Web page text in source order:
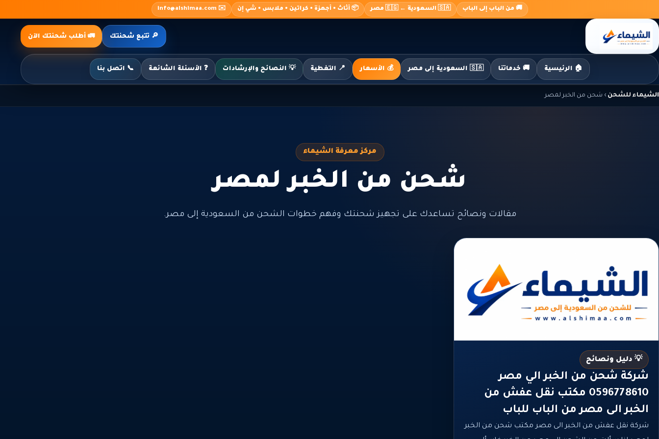
المحتوى
🚚 من الباب إلى الباب 🇸🇦 السعودية ← 🇪🇬 مصر 📦 أثاث • أجهزة • كراتين • ملابس • شي إن ✉️ info@alshimaa.com
🏠 الرئيسية 🚚 خدماتنا 🇸🇦 السعودية إلى مصر 💰 الأسعار 📍 التغطية 💡 النصائح والإرشادات ❓ الأسئلة الشائعة 📞 اتصل بنا
🔎 تتبع شحنتك 🚛 أطلب شحنتك الآن
الشيماء للشحن › شحن من الخبر لمصر
مركز معرفة الشيماء
شحن من الخبر لمصر
مقالات ونصائح تساعدك على تجهيز شحنتك وفهم خطوات الشحن من السعودية إلى مصر.
💡 دليل ونصائح
شركة شحن من الخبر الي مصر
0596778610 مكتب نقل عفش من
الخبر الى مصر من الباب للباب
شركة نقل عفش من الخبر الى مصر مكتب شحن من الخبر